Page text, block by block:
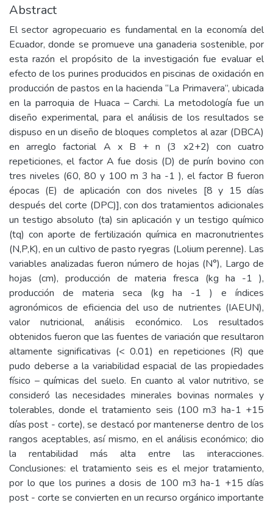
Abstract
El sector agropecuario es fundamental en la economía del
Ecuador, donde se promueve una ganaderia sostenible, por
esta razón el propósito de la investigación fue evaluar el
efecto de los purines producidos en piscinas de oxidación en
producción de pastos en la hacienda “La Primavera”, ubicada
en la parroquia de Huaca – Carchi. La metodología fue un
diseño experimental, para el análisis de los resultados se
dispuso en un diseño de bloques completos al azar (DBCA)
en arreglo factorial A x B + n (3 x2+2) con cuatro
repeticiones, el factor A fue dosis (D) de purín bovino con
tres niveles (60, 80 y 100 m 3 ha -1 ), el factor B fueron
épocas (E) de aplicación con dos niveles [8 y 15 días
después del corte (DPC)], con dos tratamientos adicionales
un testigo absoluto (ta) sin aplicación y un testigo químico
(tq) con aporte de fertilización química en macronutrientes
(N,P,K), en un cultivo de pasto ryegras (Lolium perenne). Las
variables analizadas fueron número de hojas (N°), Largo de
hojas (cm), producción de materia fresca (kg ha -1 ),
producción de materia seca (kg ha -1 ) e índices
agronómicos de eficiencia del uso de nutrientes (IAEUN),
valor nutricional, análisis económico. Los resultados
obtenidos fueron que las fuentes de variación que resultaron
altamente significativas (< 0.01) en repeticiones (R) que
pudo deberse a la variabilidad espacial de las propiedades
físico – químicas del suelo. En cuanto al valor nutritivo, se
consideró las necesidades minerales bovinas normales y
tolerables, donde el tratamiento seis (100 m3 ha-1 +15
días post - corte), se destacó por mantenerse dentro de los
rangos aceptables, así mismo, en el análisis económico; dio
la rentabilidad más alta entre las interacciones.
Conclusiones: el tratamiento seis es el mejor tratamiento,
por lo que los purines a dosis de 100 m3 ha-1 +15 días
post - corte se convierten en un recurso orgánico importante